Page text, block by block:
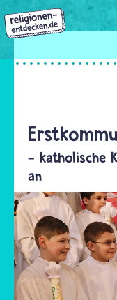
Direkt
zum
Inhalt
- katholische
an